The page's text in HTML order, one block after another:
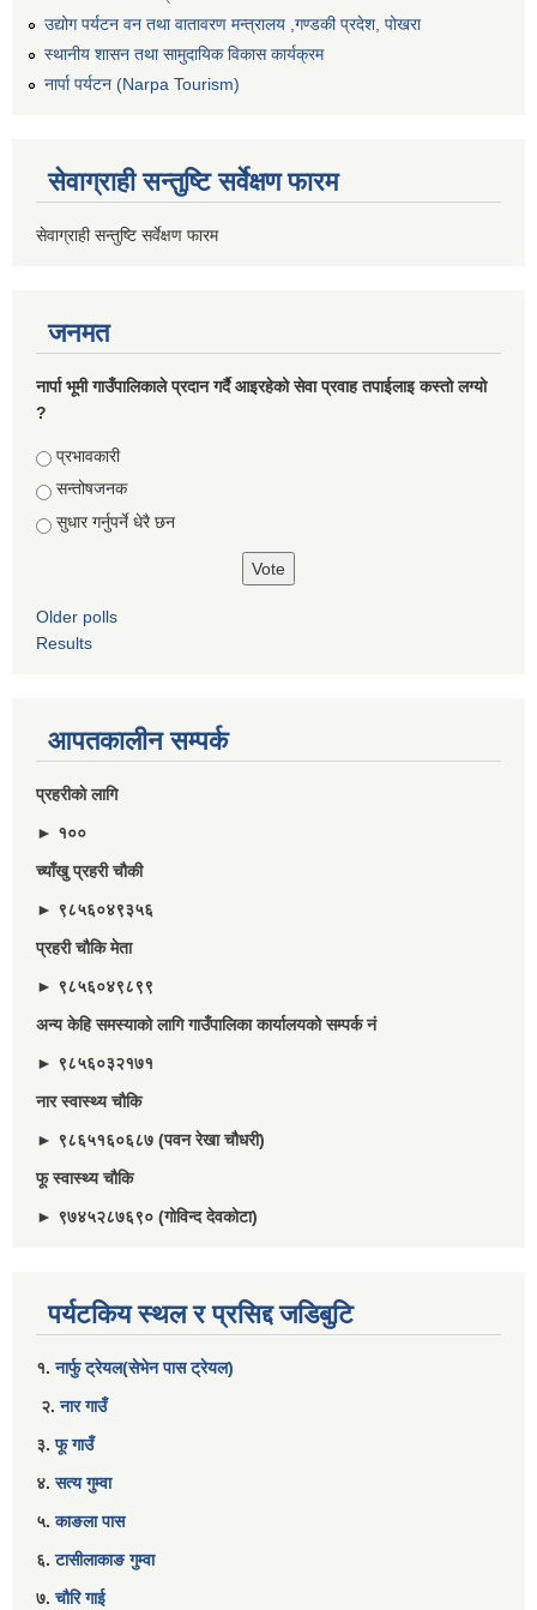
उद्योग पर्यटन वन तथा वातावरण मन्त्रालय ,गण्डकी प्रदेश, पोखरा
स्थानीय शासन तथा सामुदायिक विकास कार्यक्रम
नार्पा पर्यटन (Narpa Tourism)
सेवाग्राही सन्तुष्टि सर्वेक्षण फारम
सेवाग्राही सन्तुष्टि सर्वेक्षण फारम
जनमत
नार्पा भूमी गाउँपालिकाले प्रदान गर्दै आइरहेको सेवा प्रवाह तपाईलाइ कस्तो लग्यो
?
Choices
प्रभावकारी
सन्तोषजनक
सुधार गर्नुपर्ने धेरै छन
Older polls
Results
आपतकालीन सम्पर्क
प्रहरीकाे लागि
► १००
च्याँखु प्रहरी चाैकी
► ९८५६०४९३५६
प्रहरी चौकि मेता
► ९८५६०४९८९९
अन्य केहि समस्याको लागि गाउँपालिका कार्यालयको सम्पर्क नं
► ९८५६०३२१७१
नार स्वास्थ्य चौकि
► ९८६५१६०६८७ (पवन रेखा चौधरी)
फू स्वास्थ्य चौकि
► ९७४५२८७६९० (गोविन्द देवकोटा)
पर्यटकिय स्थल र प्रसिद्द जडिबुटि
१.नार्फु ट्रेयल(सेभेन पास ट्रेयल)
२.नार गाउँ
३.फू गाउँ
४.सत्य गुम्वा
५.काङला पास
६.टासीलाकाङ गुम्वा
७.चौरि गाई